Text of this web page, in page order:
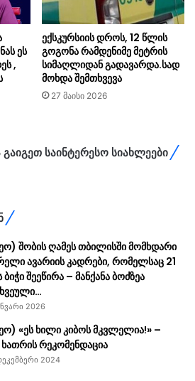
ეს
,
ექსკურსიის დროს, 12 წლის
გოგონა რამდენიმე მეტრის
სიმაღლიდან გადავარდა.სად
მოხდა შემთხვევა
27 მაისი 2026
საინტერესო სიახლეები
შობის ღამეს თბილისში მომხდარი
ავარიის კადრები, რომელსაც 21
შეეწირა – მანქანა ბოძზეა
2026
«ეს ხილი კიბოს მკვლელია!» –
რეკომენდაცია
2024